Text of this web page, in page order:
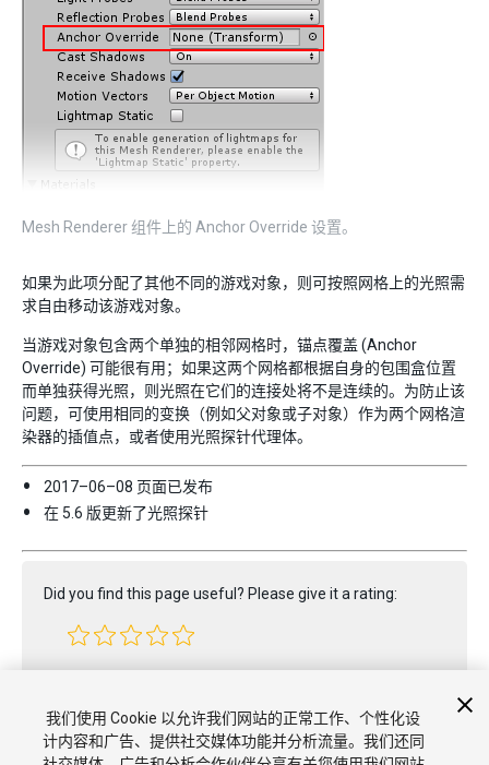
Mesh Renderer 组件上的 Anchor Override 设置。
如果为此项分配了其他不同的游戏对象，则可按照网格上的光照需
求自由移动该游戏对象。
当游戏对象包含两个单独的相邻网格时，锚点覆盖 (Anchor
Override) 可能很有用；如果这两个网格都根据自身的包围盒位置
而单独获得光照，则光照在它们的连接处将不是连续的。为防止该
问题，可使用相同的变换（例如父对象或子对象）作为两个网格渲
染器的插值点，或者使用光照探针代理体。
2017–06–08 页面已发布
在 5.6 版更新了光照探针
Did you find this page useful? Please give it a rating:
我们使用 Cookie 以允许我们网站的正常工作、个性化设
计内容和广告、提供社交媒体功能并分析流量。我们还同